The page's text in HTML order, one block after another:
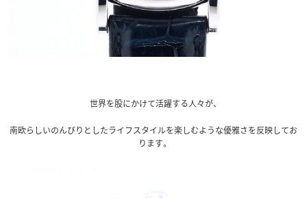
世界を股にかけて活躍する人々が、
南欧らしいのんびりとしたライフスタイルを楽しむような優雅さを反映してお
ります。